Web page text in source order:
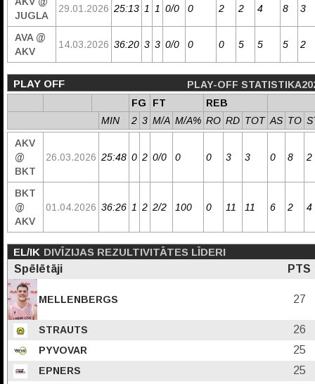
JUGLA
29.01.2026 25:13 1 1 0/0 0 2 2 4 8 3
AVA @
AKV
14.03.2026 36:20 3 3 0/0 0 0 5 5 5 2
PLAY OFF
PLAY-OFF
FG
FT
REB
MIN
2 3 M/A M/A% RO RD TOT AS TO
AKV
@
BKT
26.03.2026 25:48 0 2 0/0 0 0 3 3 0 8 2
BKT
@
AKV
01.04.2026 36:26 1 2 2/2 100 0 11 11 6 2 4
EL/IK DIVĪZIJAS REZULTIVITĀTES LĪDERI
Spēlētāji
PTS
MELLENBERGS 27
STRAUTS 26
PYVOVAR 25
EPNERS 25